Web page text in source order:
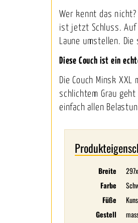
Wer kennt das
ist jetzt Schluss. Auf
Laune umstellen.
Diese Couch ist ein
Die Couch Minsk
schlichtem Grau
einfach allen
Breite
Farbe
Füße
Gestell